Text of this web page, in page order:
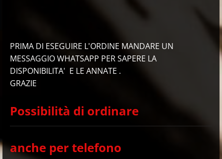
PRIMA DI ESEGUIRE L'ORDINE MANDARE UN
MESSAGGIO WHATSAPP PER SAPERE LA
DISPONIBILITA' E LE ANNATE .
GRAZIE
Possibilità di ordinare
anche per telefono